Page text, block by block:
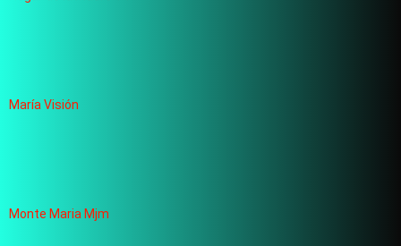
María Visión
Monte Maria Mjm